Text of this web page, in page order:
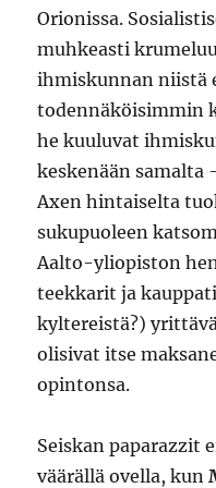
Orionissa.
muhkeasti
ihmiskunnan niistä
todennäköisimmin
he kuuluvat
keskenään samalta
Axen hintaiselta
sukupuoleen
Aalto-yliopiston
teekkarit ja
kyltereistä?)
olisivat itse
opintonsa.
Seiskan paparazzit
väärällä ovella, kun